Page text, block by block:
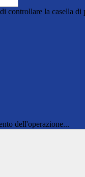
controllare la casella di
dell'operazione...